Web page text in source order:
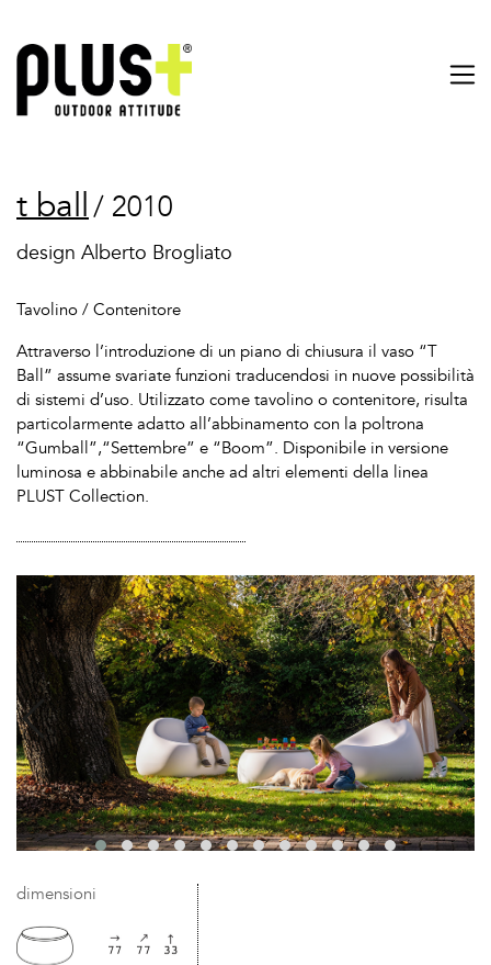
dimensioni
t ball/ 2010
design Alberto Brogliato
Tavolino / Contenitore
Attraverso l’introduzione di un piano di chiusura il vaso “T
Ball” assume svariate funzioni traducendosi in nuove possibilità
di sistemi d’uso. Utilizzato come tavolino o contenitore, risulta
particolarmente adatto all’abbinamento con la poltrona
“Gumball”,“Settembre” e “Boom”. Disponibile in versione
luminosa e abbinabile anche ad altri elementi della linea
PLUST Collection.